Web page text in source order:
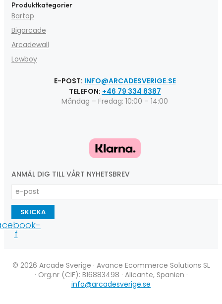
Produktkategorier
Bartop
Bigarcade
Arcadewall
Lowboy
E-POST: INFO@ARCADESVERIGE.SE
TELEFON: +46 79 334 8387
Måndag – Fredag: 10:00 – 14:00
ANMÄL DIG TILL VÅRT NYHETSBREV
SKICKA
f
© 2026 Arcade Sverige · Avance Ecommerce Solutions SL
· Org.nr (CIF): B16883498 · Alicante, Spanien ·
info@arcadesverige.se